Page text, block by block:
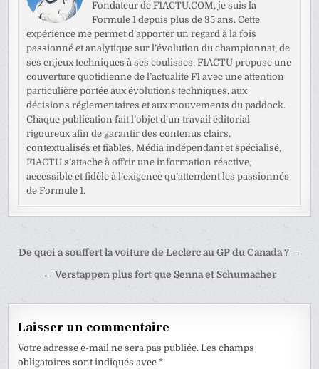
Fondateur de F1ACTU.COM, je suis la
Formule 1 depuis plus de 35 ans. Cette
expérience me permet d’apporter un regard à la fois
passionné et analytique sur l’évolution du championnat, de
ses enjeux techniques à ses coulisses. F1ACTU propose une
couverture quotidienne de l’actualité F1 avec une attention
particulière portée aux évolutions techniques, aux
décisions réglementaires et aux mouvements du paddock.
Chaque publication fait l’objet d’un travail éditorial
rigoureux afin de garantir des contenus clairs,
contextualisés et fiables. Média indépendant et spécialisé,
F1ACTU s’attache à offrir une information réactive,
accessible et fidèle à l’exigence qu’attendent les passionnés
de Formule 1.
Navigation
De quoi a souffert la voiture de Leclerc au GP du Canada ? →
← Verstappen plus fort que Senna et Schumacher
Laisser un commentaire
Votre adresse e-mail ne sera pas publiée. Les champs
obligatoires sont indiqués avec*